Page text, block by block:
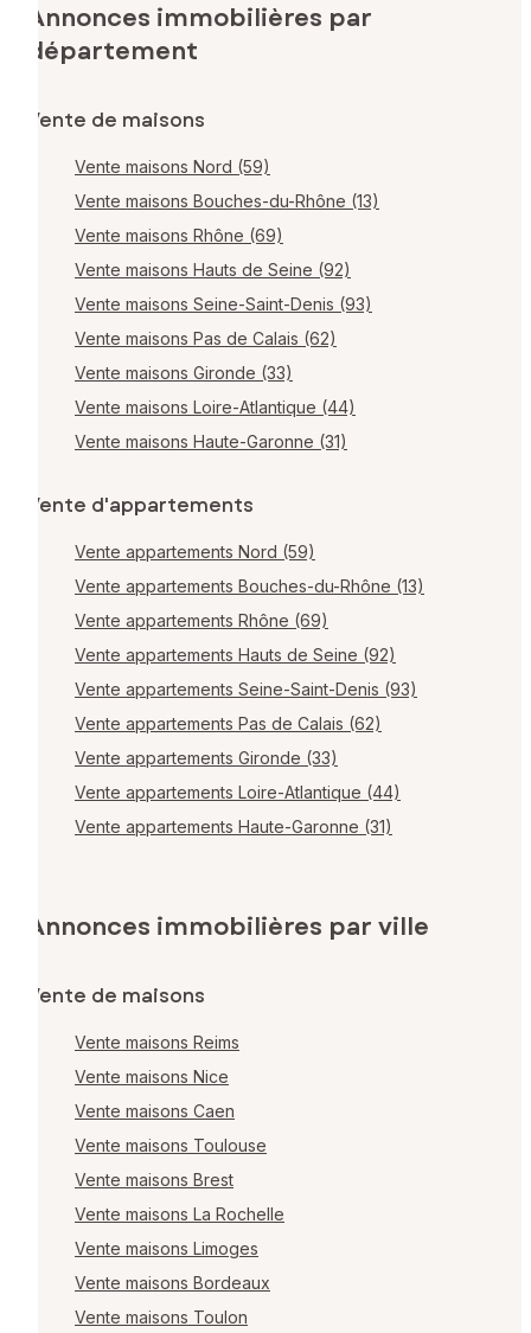
Annonces immobilières par
département
Vente de maisons
Vente maisons Nord (59)
Vente maisons Bouches-du-Rhône (13)
Vente maisons Rhône (69)
Vente maisons Hauts de Seine (92)
Vente maisons Seine-Saint-Denis (93)
Vente maisons Pas de Calais (62)
Vente maisons Gironde (33)
Vente maisons Loire-Atlantique (44)
Vente maisons Haute-Garonne (31)
Vente d'appartements
Vente appartements Nord (59)
Vente appartements Bouches-du-Rhône (13)
Vente appartements Rhône (69)
Vente appartements Hauts de Seine (92)
Vente appartements Seine-Saint-Denis (93)
Vente appartements Pas de Calais (62)
Vente appartements Gironde (33)
Vente appartements Loire-Atlantique (44)
Vente appartements Haute-Garonne (31)
Annonces immobilières par ville
Vente de maisons
Vente maisons Reims
Vente maisons Nice
Vente maisons Caen
Vente maisons Toulouse
Vente maisons Brest
Vente maisons La Rochelle
Vente maisons Limoges
Vente maisons Bordeaux
Vente maisons Toulon